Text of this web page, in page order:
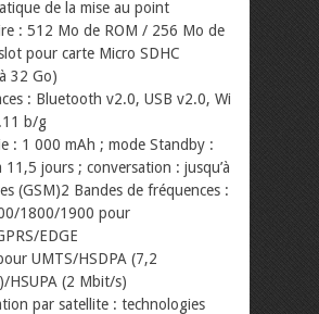
de la mise au point
: 512 Mo de ROM / 256 Mo de
pour carte Micro SDHC
32 Go)
: Bluetooth v2.0, USB v2.0, Wi
b/g
: 1 000 mAh ; mode Standby :
11,5 jours ; conversation : jusqu’à
(GSM)2 Bandes de fréquences :
1800/1900 pour
EDGE
UMTS/HSDPA (7,2
HSUPA (2 Mbit/s)
par satellite : technologies